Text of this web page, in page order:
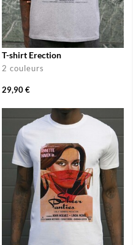
T-shirt Erection
2 couleurs
29,90 €